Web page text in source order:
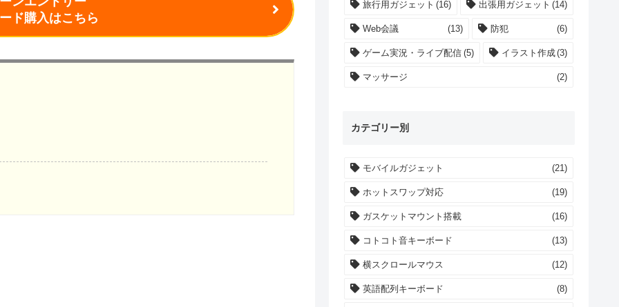
ド購入はこちら
旅行用ガジェット (16) 出張用ガジェット (14)
Web会議 (13) 防犯 (6)
ゲーム実況・ライブ配信 (5) イラスト作成(3)
マッサージ (2)
カテゴリー別
モバイルガジェット (21)
ホットスワップ対応 (19)
ガスケットマウント搭載 (16)
コトコト音キーボード (13)
横スクロールマウス (12)
英語配列キーボード (8)